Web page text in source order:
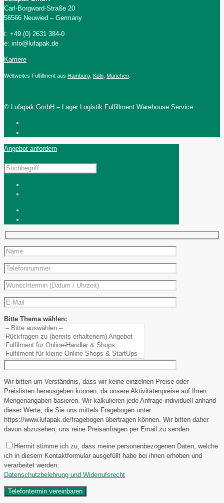
Carl-Borgward-Straße 20
56566 Neuwied – Germany
t: +49 (0) 2631 384-0
e: info@lufapak.de
Karriere
Weltweites Fulfillment aus Hamburg Köln München
© Lufapak GmbH – Lager Logistik Fulfillment Warehouse Service
Angebot anfordern
Bitte Thema wählen:
Wir bitten um Verständnis, dass wir keine einzelnen Preise oder
Preislisten herausgeben können, da unsere Aktivitätenpreise auf Ihren
Mengenangaben basieren. Wir kalkulieren jede Anfrage individuell anhand
dieser Werte, die Sie uns mittels Fragebogen unter
https://www.lufapak.de/fragebogen übertragen können. Wir bitten daher
davon abzusehen, uns reine Preisanfragen per Email zu senden.
Hiermit stimme ich zu, dass meine personenbezogenen Daten, welche
ich in diesem Kontaktformular ausgefüllt habe bei ihnen erhoben und
verarbeitet werden.
Datenschutzbelehrung und Widerrufsrecht